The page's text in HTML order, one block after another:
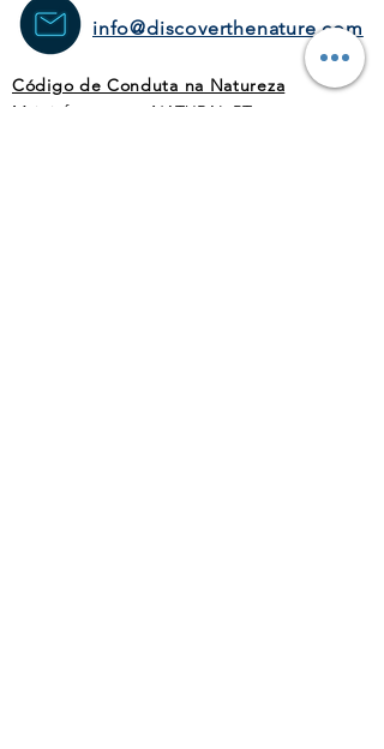
info@discoverthenature.com
Código de Conduta na Natureza
Mais informações: NATURAL .PT